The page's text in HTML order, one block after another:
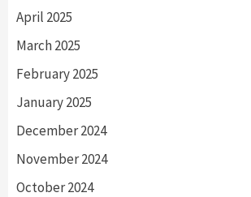
April 2025
March 2025
February 2025
January 2025
December 2024
November 2024
October 2024